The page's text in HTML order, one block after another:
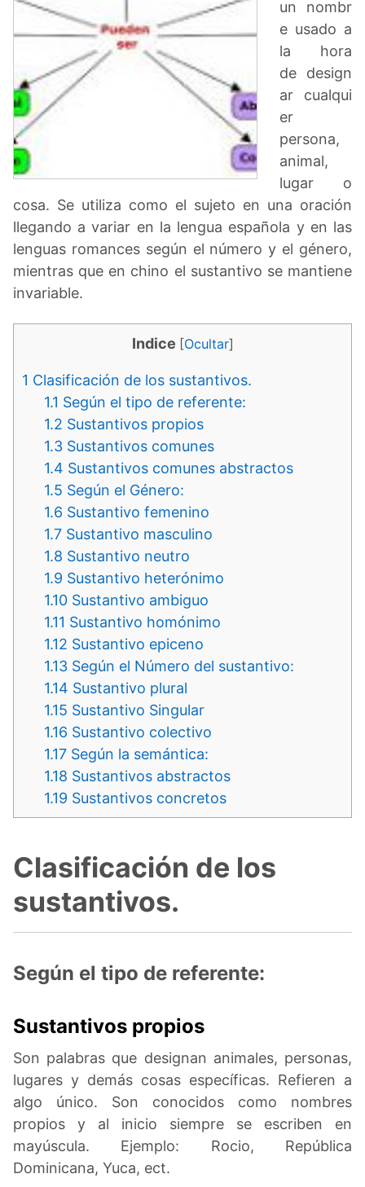
un nombr
e usado a
la hora
de design
ar cualqui
er
persona,
animal,
lugar o
cosa. Se utiliza como el sujeto en una oración
llegando a variar en la lengua española y en las
lenguas romances según el número y el género,
mientras que en chino el sustantivo se mantiene
invariable.
Indice [Ocultar]
1 Clasificación de los sustantivos.
1.1 Según el tipo de referente:
1.2 Sustantivos propios
1.3 Sustantivos comunes
1.4 Sustantivos comunes abstractos
1.5 Según el Género:
1.6 Sustantivo femenino
1.7 Sustantivo masculino
1.8 Sustantivo neutro
1.9 Sustantivo heterónimo
1.10 Sustantivo ambiguo
1.11 Sustantivo homónimo
1.12 Sustantivo epiceno
1.13 Según el Número del sustantivo:
1.14 Sustantivo plural
1.15 Sustantivo Singular
1.16 Sustantivo colectivo
1.17 Según la semántica:
1.18 Sustantivos abstractos
1.19 Sustantivos concretos
Clasificación de los
sustantivos.
Según el tipo de referente:
Sustantivos propios
Son palabras que designan animales, personas,
lugares y demás cosas específicas. Refieren a
algo único. Son conocidos como nombres
propios y al inicio siempre se escriben en
mayúscula. Ejemplo: Rocio, República
Dominicana, Yuca, ect.